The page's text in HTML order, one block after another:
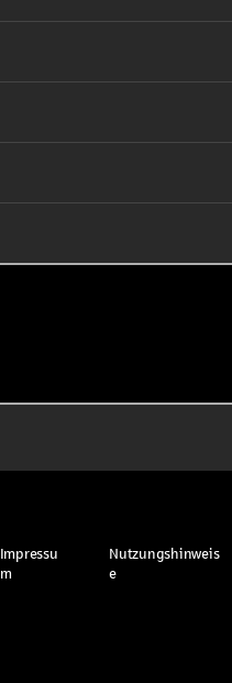
Impressu
m
Nutzungshinweis
e